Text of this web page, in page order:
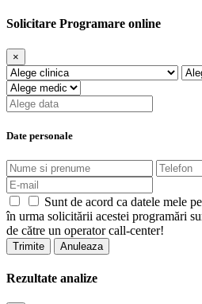
Solicitare Programare online
×
Date personale
Sunt de acord ca datele mele
în urma solicitării acestei programări
de către un operator call-center!
Trimite Anuleaza
Rezultate analize